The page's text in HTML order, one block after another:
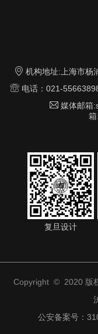
 机构地址:上海市杨
电话：021-
 媒体邮箱
复旦设计
Copyright © 2020 版
公安备案号：